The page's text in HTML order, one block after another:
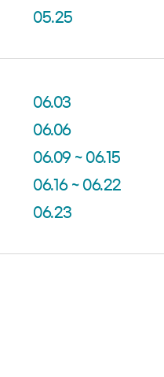
05.25
06.03
06.06
06.09 ~ 06.15
06.16 ~ 06.22
06.23